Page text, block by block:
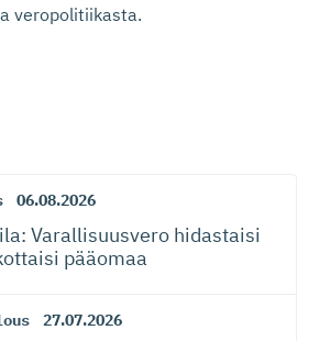
veropolitiikasta.
06.08.2026
Varallisuusvero hidastaisi
pääomaa
27.07.2026